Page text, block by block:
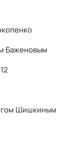
Баженовым
Шишкиным